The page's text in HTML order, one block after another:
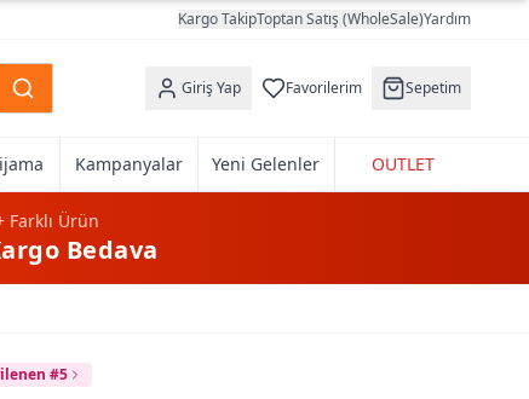
Kargo TakipToptan Satış (WholeSale)Yardım
Giriş Yap Favorilerim Sepetim
Kampanyalar Yeni Gelenler OUTLET
Farklı Ürün
Bedava
#5